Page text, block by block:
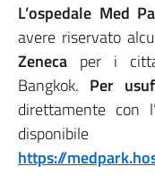
L’ospedale Med
avere riservato
Zeneca per i
Bangkok. Per
direttamente con
https://